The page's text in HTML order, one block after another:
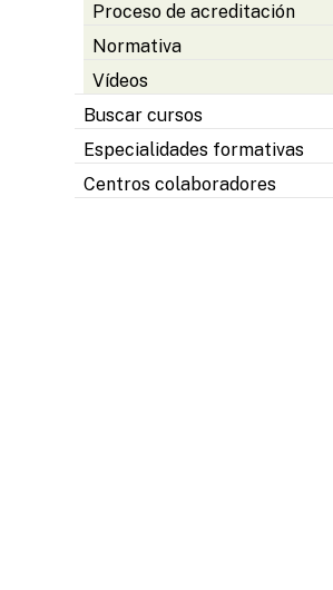
Proceso de acreditación
Normativa
Vídeos
Buscar cursos
Especialidades formativas
Centros colaboradores